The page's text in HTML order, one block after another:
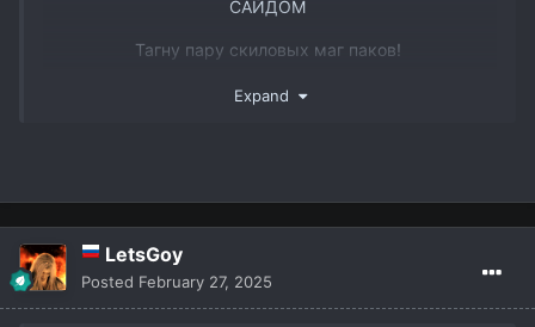
www.youtube.com/watch?v=DJJmtVgSQ6s&t
САЙДОМ
Тагну пару скиловых маг паков!
Так же есть пару слотов в пак 3 рес бп мм и овер
Expand
LetsGoy
Posted February 27, 2025